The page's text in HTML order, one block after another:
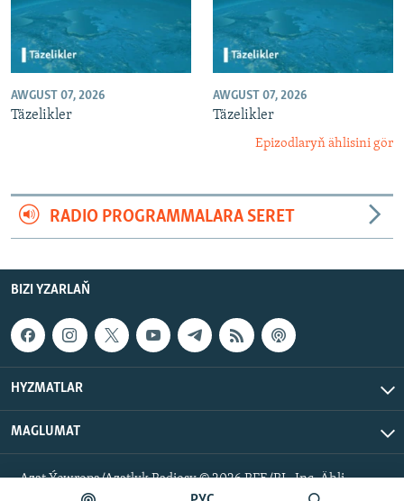
AWGUST 07, 2026
Täzelikler
AWGUST 07, 2026
Täzelikler
Epizodlaryň ählisini gör
RADIO PROGRAMMALARA SERET
BIZI YZARLAŇ
HYZMATLAR
MAGLUMAT
Azat Ýewropa/Azatlyk Radiosy © 2026 RFE/RL, Inc. Ähli
hukuklar goralan.